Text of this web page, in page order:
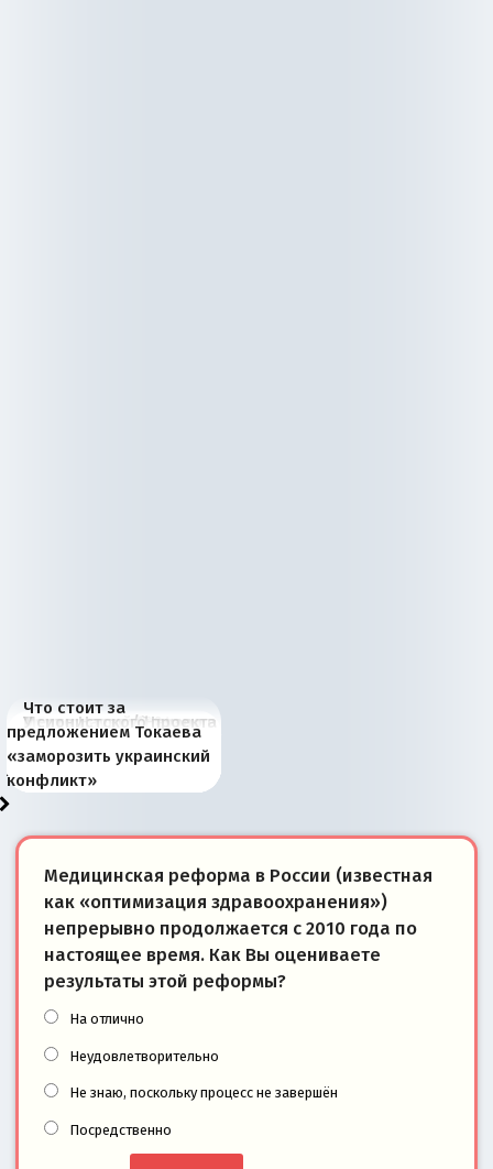
В России назрели
перемены: 15 шагов к
суверенной экономике
Миграционный пожар
Европы
Россия начинает
сбрасывать балласт
Анкориджа
Россия зимой 1904
года: первые уступки во
внутренней политике
Русская нация вчера и
сегодня
Почему правый крах в
Варшаве не поможет её
отношениям с Россией?
Место Науру / Науэро в
современной истории
Южной Осетии
У сионистского проекта
появилось украинское
измерение
Что стоит за
предложением Токаева
«заморозить украинский
конфликт»
Медицинская реформа в России (известная
как «оптимизация здравоохранения»)
непрерывно продолжается с 2010 года по
настоящее время. Как Вы оцениваете
результаты этой реформы?
На отлично
Неудовлетворительно
Не знаю, поскольку процесс не завершён
Посредственно